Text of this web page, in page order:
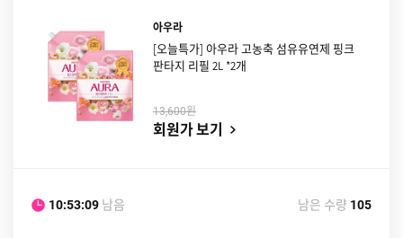
아우라
[오늘특가] 아우라 고농축 섬유유연제 핑크
판타지 리필 2L *2개
13,600원
회원가 보기
10:53:08 남음 남은 수량 105